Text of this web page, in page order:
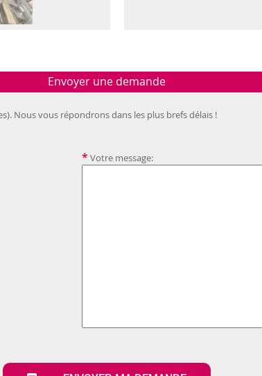
Envoyer une demande
Nous vous répondrons dans les plus brefs délais !
* Votre message: